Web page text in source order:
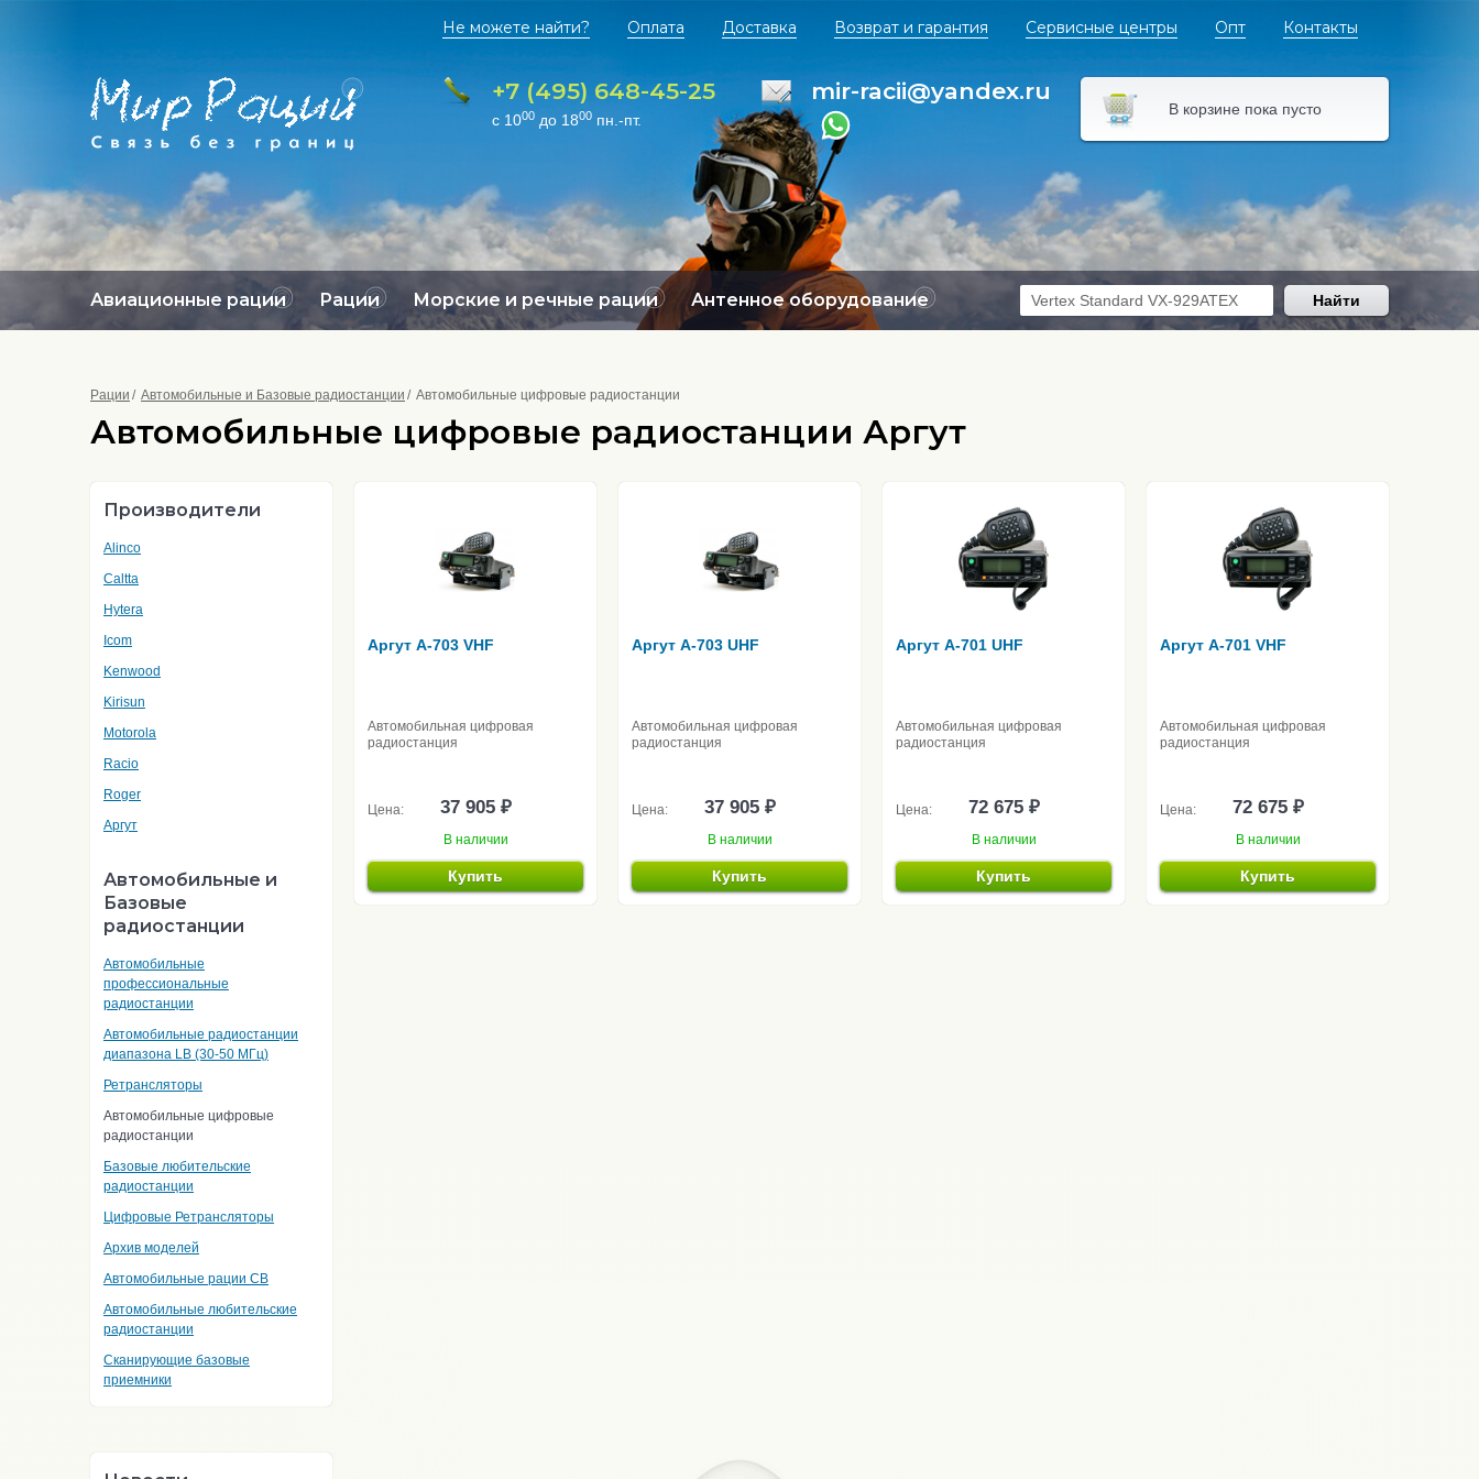
Не можете найти? Оплата Доставка Возврат и гарантия Сервисные центры Опт Контакты
+7 (495) 648-45-25
с 1000 до 1800 пн.-пт.
mir-racii@yandex.ru
В корзине пока пусто
Авиационные рации Рации Морские и речные рации Антенное оборудование Найти
Рации Автомобильные и Базовые радиостанции Автомобильные цифровые радиостанции
Автомобильные цифровые радиостанции Аргут
Производители
Alinco
Caltta
Hytera
Icom
Kenwood
Kirisun
Motorola
Racio
Roger
Аргут
Автомобильные и
Базовые
радиостанции
Автомобильные
профессиональные
радиостанции
Автомобильные радиостанции
диапазона LB (30-50 МГц)
Ретрансляторы
Автомобильные цифровые
радиостанции
Базовые любительские
радиостанции
Цифровые Ретрансляторы
Архив моделей
Автомобильные рации CB
Автомобильные любительские
радиостанции
Сканирующие базовые
приемники
Аргут A-703 VHF
Автомобильная цифровая
радиостанция
Цена: 37 905 ₽
В наличии
Купить
Аргут A-703 UHF
Автомобильная цифровая
радиостанция
Цена: 37 905 ₽
В наличии
Купить
Аргут A-701 UHF
Автомобильная цифровая
радиостанция
Цена: 72 675 ₽
В наличии
Купить
Аргут A-701 VHF
Автомобильная цифровая
радиостанция
Цена: 72 675 ₽
В наличии
Купить